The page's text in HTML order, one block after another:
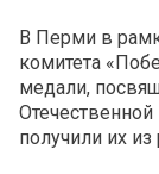
В Перми в
комитета
медали,
получили их из